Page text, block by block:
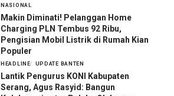
NASIONAL
Makin Diminati! Pelanggan Home
Charging PLN Tembus 92 Ribu,
Pengisian Mobil Listrik di Rumah Kian
Populer
HEADLINE UPDATE BANTEN
Lantik Pengurus KONI Kabupaten
Serang, Agus Rasyid: Bangun